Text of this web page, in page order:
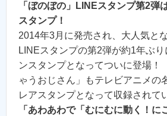
「ぼのぼの」LINEスタンプ第2弾
スタンプ！
2014年3月に発売され、大人気と
LINEスタンプの第2弾が約1年ぶ
ンスタンプとなってついに登場
ゃうおじさん」もテレビアニメの
レアスタンプとなって収録されて
「あわあわで「むにむに動く！に